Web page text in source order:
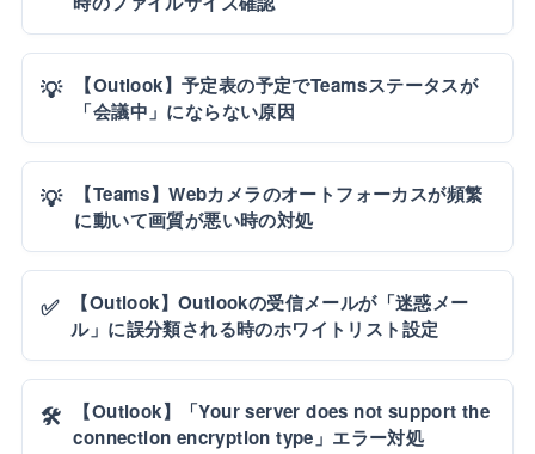
💡
【Outlook】予定表の予定でTeamsステータスが
「会議中」にならない原因
💡
【Teams】Webカメラのオートフォーカスが頻繁
に動いて画質が悪い時の対処
✅
【Outlook】Outlookの受信メールが「迷惑メー
ル」に誤分類される時のホワイトリスト設定
🛠️
【Outlook】「Your server does not support the
connection encryption type」エラー対処